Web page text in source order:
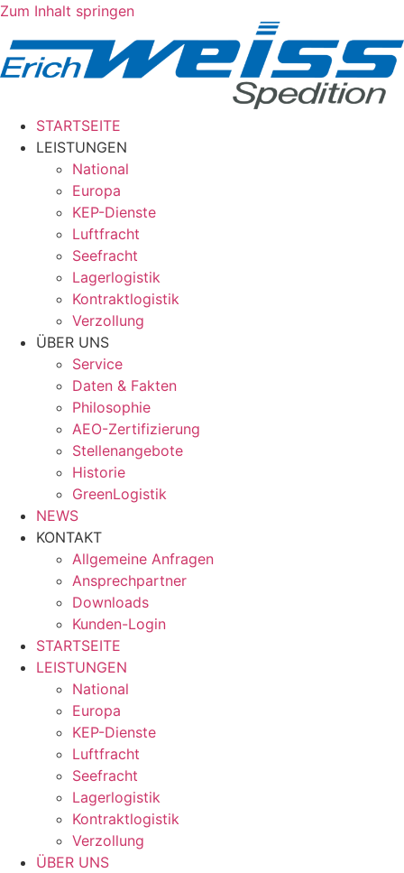
Zum Inhalt springen
STARTSEITE
LEISTUNGEN
National
Europa
KEP-Dienste
Luftfracht
Seefracht
Lagerlogistik
Kontraktlogistik
Verzollung
ÜBER UNS
Service
Daten & Fakten
Philosophie
AEO-Zertifizierung
Stellenangebote
Historie
GreenLogistik
NEWS
KONTAKT
Allgemeine Anfragen
Ansprechpartner
Downloads
Kunden-Login
STARTSEITE
LEISTUNGEN
National
Europa
KEP-Dienste
Luftfracht
Seefracht
Lagerlogistik
Kontraktlogistik
Verzollung
ÜBER UNS